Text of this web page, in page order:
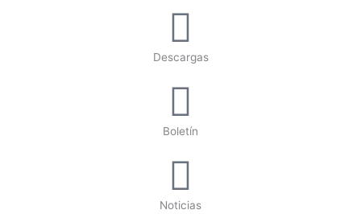
Descargas
Boletín
Noticias